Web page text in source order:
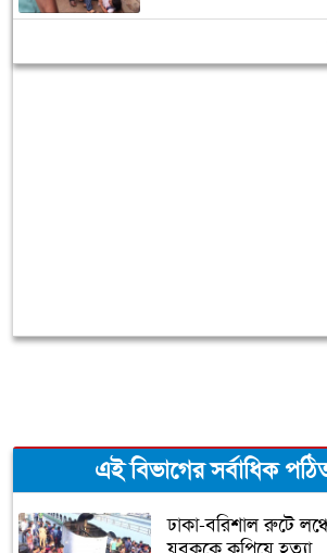
‘যে ডকুমেন্টারিতে আবু
ছবি নেই, সেটা কোনো
এই বিভাগের সর্বাধিক
ঢাকা-বরিশাল রুটে